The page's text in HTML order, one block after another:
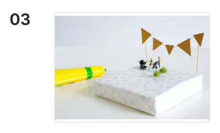
03 Bildergalerie überspringen